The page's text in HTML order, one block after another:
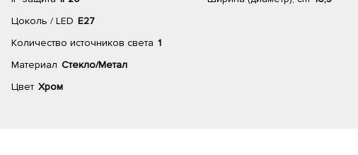
Цоколь / LED E27
Количество источников света 1
Материал Стекло/Метал
Цвет Хром